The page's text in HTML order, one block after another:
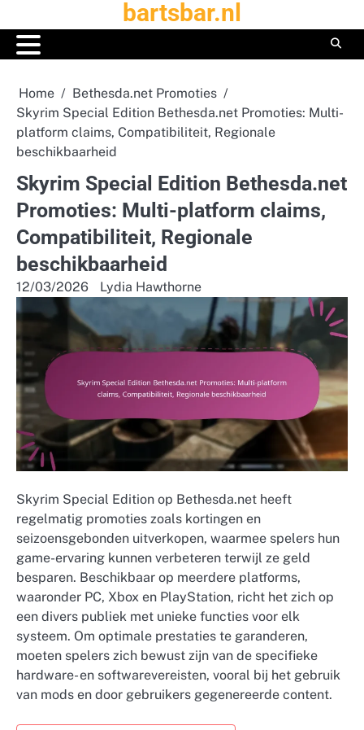
to
content
bartsbar.nl
Home
Bethesda.net Promoties
Skyrim Special Edition Bethesda.net Promoties: Multi-
platform claims, Compatibiliteit, Regionale
beschikbaarheid
Skyrim Special Edition Bethesda.net
Promoties: Multi-platform claims,
Compatibiliteit, Regionale
beschikbaarheid
12/03/2026 Lydia Hawthorne
Skyrim Special Edition op Bethesda.net heeft
regelmatig promoties zoals kortingen en
seizoensgebonden uitverkopen, waarmee spelers hun
game-ervaring kunnen verbeteren terwijl ze geld
besparen. Beschikbaar op meerdere platforms,
waaronder PC, Xbox en PlayStation, richt het zich op
een divers publiek met unieke functies voor elk
systeem. Om optimale prestaties te garanderen,
moeten spelers zich bewust zijn van de specifieke
hardware- en softwarevereisten, vooral bij het gebruik
van mods en door gebruikers gegenereerde content.